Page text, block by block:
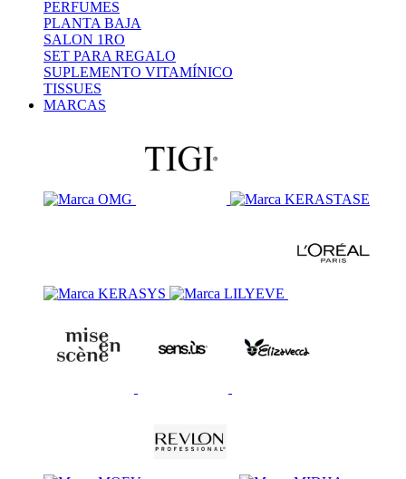
PERFUMES
PLANTA BAJA
SALON 1RO
SET PARA REGALO
SUPLEMENTO VITAMÍNICO
TISSUES
MARCAS